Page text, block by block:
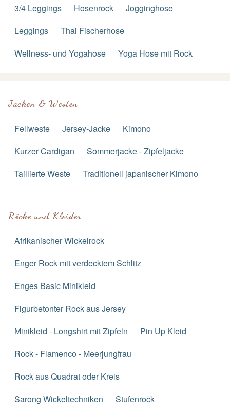
3/4 Leggings Hosenrock
Jogginghose
Leggings
Thai Fischerhose
Wellness- und Yogahose
Yoga Hose mit Rock
Jacken & Westen
Fellweste Jersey-Jacke
Kimono
Kurzer Cardigan
Sommerjacke - Zipfeljacke
Taillierte Weste
Traditionell japanischer Kimono
Röcke und Kleider
Afrikanischer Wickelrock
Enger Rock mit verdecktem Schlitz
Enges Basic Minikleid
Figurbetonter Rock aus Jersey
Minikleid - Longshirt mit Zipfeln
Pin Up Kleid
Rock - Flamenco - Meerjungfrau
Rock aus Quadrat oder Kreis
Sarong Wickeltechniken
Stufenrock